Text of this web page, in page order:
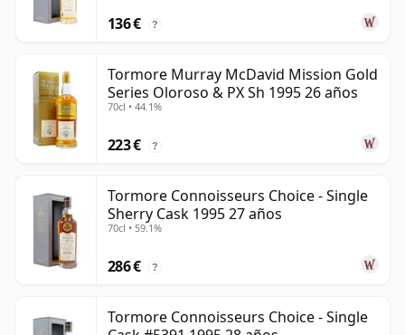
136 € ?
Tormore Murray McDavid Mission Gold
Series Oloroso & PX Sh 1995 26 años
70cl • 44.1%
223 € ?
Tormore Connoisseurs Choice - Single
Sherry Cask 1995 27 años
70cl • 59.1%
286 € ?
Tormore Connoisseurs Choice - Single